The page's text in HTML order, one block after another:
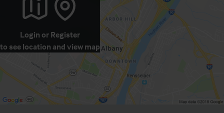
Login or Register
to see location and view map